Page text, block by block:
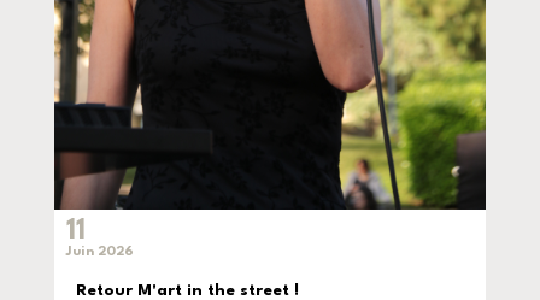
11
Juin 2026
Retour M'art in the street !